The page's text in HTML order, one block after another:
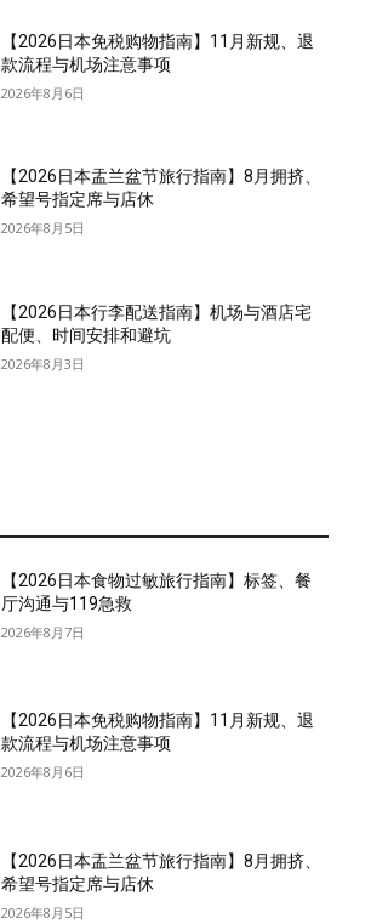
【2026日本免税购物指南】11月新规、退
款流程与机场注意事项
2026年8月6日
【2026日本盂兰盆节旅行指南】8月拥挤、
希望号指定席与店休
2026年8月5日
【2026日本行李配送指南】机场与酒店宅
配便、时间安排和避坑
2026年8月3日
【2026日本食物过敏旅行指南】标签、餐
厅沟通与119急救
2026年8月7日
【2026日本免税购物指南】11月新规、退
款流程与机场注意事项
2026年8月6日
【2026日本盂兰盆节旅行指南】8月拥挤、
希望号指定席与店休
2026年8月5日